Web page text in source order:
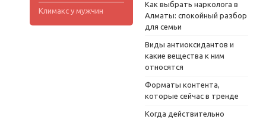
Климакс у мужчин
Как выбрать нарколога в
Алматы: спокойный разбор
для семьи
Виды антиоксидантов и
какие вещества к ним
относятся
Форматы контента,
которые сейчас в тренде
Когда действительно